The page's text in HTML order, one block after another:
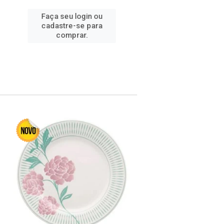
Faça seu login ou
cadastre-se para
comprar.